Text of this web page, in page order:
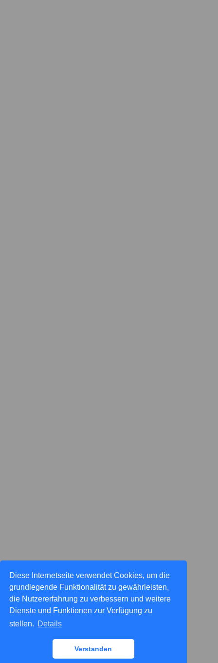
Diese Internetseite verwendet Cookies, um die
grundlegende Funktionalität zu gewährleisten,
die Nutzererfahrung zu verbessern und weitere
Dienste und Funktionen zur Verfügung zu
stellen. Details
Verstanden